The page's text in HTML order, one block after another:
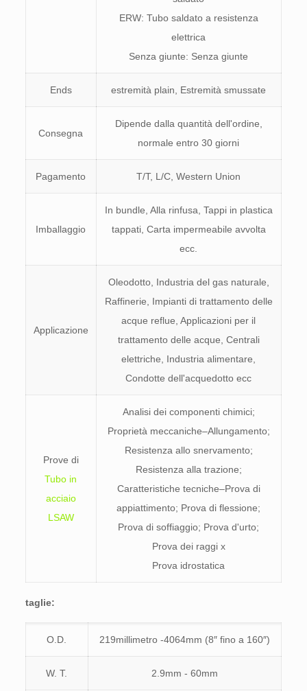
ERW: Tubo saldato a resistenza
elettrica
Senza giunte: Senza giunte
Ends estremità plain, Estremità smussate
Consegna
Dipende dalla quantità dell'ordine,
normale entro 30 giorni
Pagamento T/T, L/C, Western Union
Imballaggio
In bundle, Alla rinfusa, Tappi in plastica
tappati, Carta impermeabile avvolta
ecc.
Applicazione
Oleodotto, Industria del gas naturale,
Raffinerie, Impianti di trattamento delle
acque reflue, Applicazioni per il
trattamento delle acque, Centrali
elettriche, Industria alimentare,
Condotte dell'acquedotto ecc
Prove di
Tubo in
acciaio
LSAW
Analisi dei componenti chimici;
Proprietà meccaniche–Allungamento;
Resistenza allo snervamento;
Resistenza alla trazione;
Caratteristiche tecniche–Prova di
appiattimento; Prova di flessione;
Prova di soffiaggio; Prova d'urto;
Prova dei raggi x
Prova idrostatica
taglie:
O.D. 219millimetro -4064mm (8″ fino a 160″)
W. T. 2.9mm - 60mm